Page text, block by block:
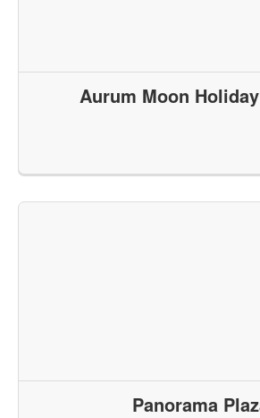
Aurum Moon
Panorama